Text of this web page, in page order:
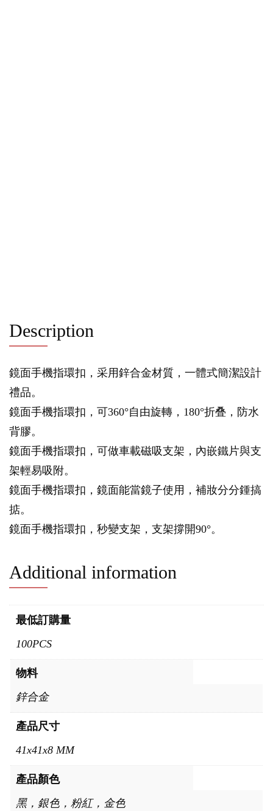
Description
鏡面手機指環扣，采用鋅合金材質，一體式簡潔設計
禮品。
鏡面手機指環扣，可360°自由旋轉，180°折叠，防水
背膠。
鏡面手機指環扣，可做車載磁吸支架，內嵌鐵片與支
架輕易吸附。
鏡面手機指環扣，鏡面能當鏡子使用，補妝分分鍾搞
掂。
鏡面手機指環扣，秒變支架，支架撐開90°。
Additional information
最低訂購量
100PCS
物料
鋅合金
產品尺寸
41x41x8 MM
產品顏色
黑，銀色，粉紅，金色